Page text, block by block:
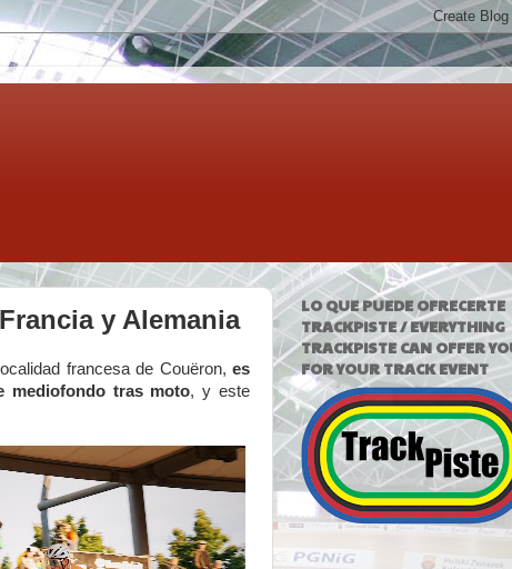
y Alemania
francesa de Couëron, es
mediofondo tras moto, y este
LO QUE PUEDE OFRECERTE
TRACKPISTE / EVERYTHING
TRACKPISTE CAN OFFER
FOR YOUR TRACK EVENT